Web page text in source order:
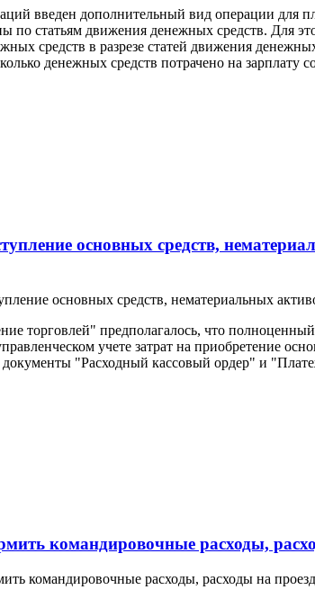
введен дополнительный вид операции
по статьям движения денежных средств. Для
средств в разрезе статей движения
денежных средств потрачено на
основных средств,
основных средств, нематериальных
торговлей" предполагалось, что
учете затрат на приобретение
"Расходный кассовый ордер" и
командировочные расходы,
командировочные расходы, расходы на